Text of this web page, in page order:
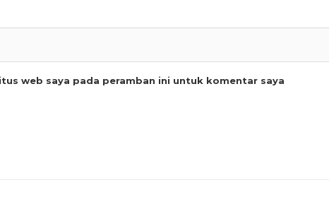
web saya pada peramban ini untuk komentar saya